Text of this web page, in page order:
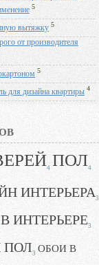
5
вытяжку 5
от производителя
5
для дизайна квартиры 4
4 ПОЛ4
ИНТЕРЬЕРА3
В ИНТЕРЬЕРЕ3
ПОЛ3 ОБОИ В